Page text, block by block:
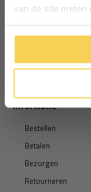
van de site meten
manier. Klik op
klik op ‘alleen
cookies.
Email
Informatie
Bestellen
Betalen
Bezorgen
Retourneren
*Geldig bij minimale